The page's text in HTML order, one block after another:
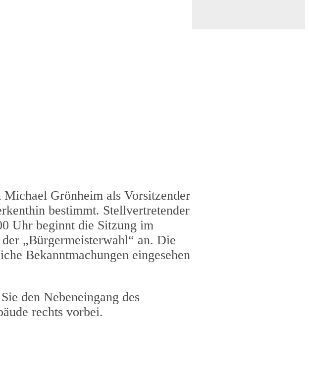
Grönheim als Vorsitzender
bestimmt. Stellvertretender
Uhr beginnt die Sitzung im
„Bürgermeisterwahl“ an. Die
Bekanntmachungen eingesehen
den Nebeneingang des
rechts vorbei.